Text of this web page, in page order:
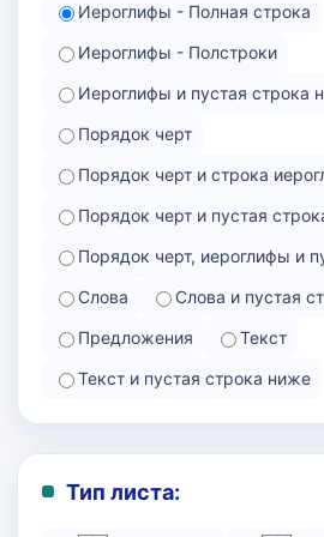
Иероглифы - Полная строка
Иероглифы - Полстроки
Иероглифы и пустая строка
Порядок черт
Порядок черт и строка
Порядок черт и пустая
Порядок черт, иероглифы и
Слова
Слова и пустая
Предложения
Текст
Текст и пустая строка ниже
Тип листа: